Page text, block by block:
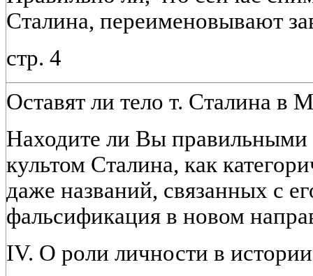
Сталина, переименовывают
стр. 4
Оставят ли тело т. Сталина в
Находите ли Вы правильными
культом Сталина, как
даже названий, связанных с
фальсификация в новом
IV. О роли личности в истории